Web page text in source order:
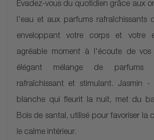
Évadez-vous du quotidien grâce aux
l'eau et aux parfums rafraîchissants
enveloppant votre corps et votre
agréable moment à l'écoute de vos
élégant mélange de parfums
rafraîchissant et stimulant. Jasmin -
blanche qui fleurit la nuit, met du
Bois de santal, utilisé pour favoriser la
le calme intérieur.